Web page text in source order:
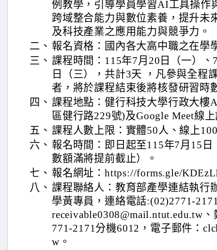
例教學，引導學員學習AI工具操作
跨域整合能力與數位素養，提升未
及科技產業之應用能力與競爭力。
二、 報名資格：國內各大高中職之在學
三、 課程時間：115年7月20日（一）
日（三），共計3天 ，凡參與全程
者，將於課程結束後將核發研習時
四、 課程地點：健行科技大學行政大樓
區健行路229號)及Google Meet線
五、 課程人數上限：實體50人、線上
六、 報名時間：即日起至115年7月15
數額滿將提前截止）。
七、 報名網址：https://forms.gle/
八、 課程聯絡人：教育部產學連結執行
學黃專員，連絡電話:(02)2771-
receivable0308@mail.ntut.edu.tw
771-2171分機6012，電子郵件：
w。